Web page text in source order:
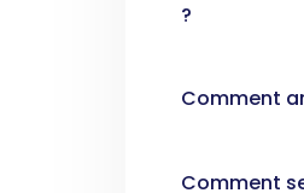
?
Comment
Comment